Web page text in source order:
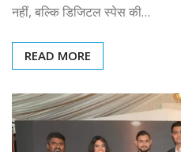
नहीं, बल्कि डिजिटल स्पेस की…
READ MORE